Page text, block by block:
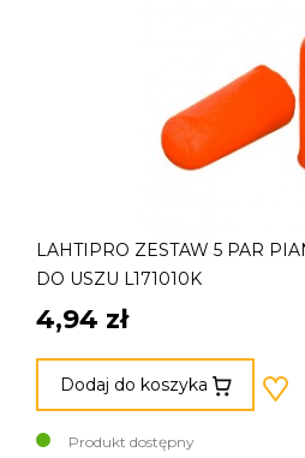
LAHTIPRO ZESTAW 5 PAR
DO USZU L171010K
4,94 zł
Dodaj do koszyka
Produkt dostępny